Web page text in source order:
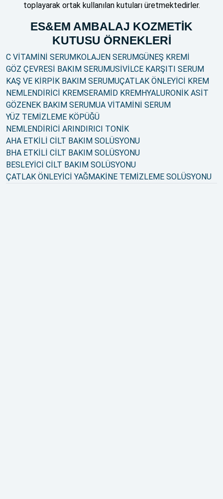
toplayarak ortak kullanılan kutuları üretmektedirler.
ES&EM AMBALAJ KOZMETİK
KUTUSU ÖRNEKLERİ
C VİTAMİNİ SERUM KOLAJEN SERUMGÜNEŞ KREMİ
GÖZ ÇEVRESİ BAKIM SERUMUSİVİLCE KARŞITI SERUM
KAŞ VE KİRPİK BAKIM SERUMUÇATLAK ÖNLEYİCİ KREM
NEMLENDİRİCİ KREMSERAMİD KREM HYALURONİK ASİT
GÖZENEK BAKIM SERUMUA VİTAMİNİ SERUM
YÜZ TEMİZLEME KÖPÜĞÜ
NEMLENDİRİCİ ARINDIRICI TONİK
AHA ETKİLİ CİLT BAKIM SOLÜSYONU
BHA ETKİLİ CİLT BAKIM SOLÜSYONU
BESLEYİCİ CİLT BAKIM SOLÜSYONU
ÇATLAK ÖNLEYİCİ YAĞMAKİNE TEMİZLEME SOLÜSYONU